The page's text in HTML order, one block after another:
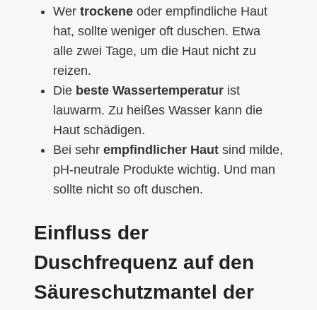
Wer trockene oder empfindliche Haut
hat, sollte weniger oft duschen. Etwa
alle zwei Tage, um die Haut nicht zu
reizen.
Die beste Wassertemperatur ist
lauwarm. Zu heißes Wasser kann die
Haut schädigen.
Bei sehr empfindlicher Haut sind milde,
pH-neutrale Produkte wichtig. Und man
sollte nicht so oft duschen.
Einfluss der
Duschfrequenz auf den
Säureschutzmantel der